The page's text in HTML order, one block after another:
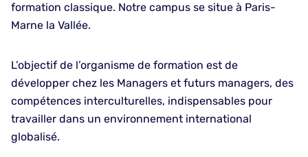
formation classique. Notre campus se situe à Paris-
Marne la Vallée.
L’objectif de l’organisme de formation est de
développer chez les Managers et futurs managers, des
compétences interculturelles, indispensables pour
travailler dans un environnement international
globalisé.